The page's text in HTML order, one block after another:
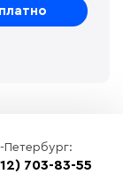
Петербург:
703-83-55